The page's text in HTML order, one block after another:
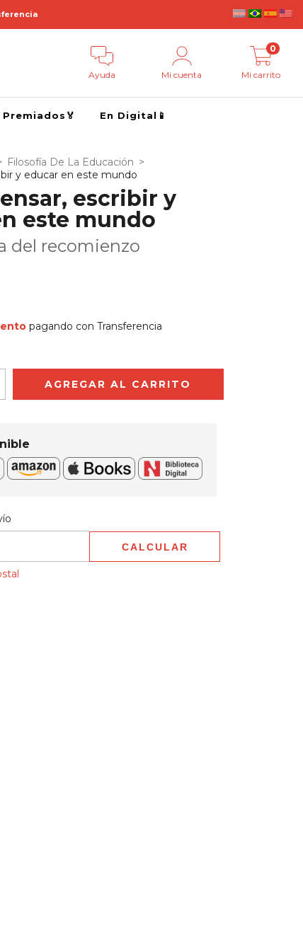
Ayuda Mi cuenta Mi carrito
0
En Digital📱
Filosofía De La Educación >
y educar en este mundo
escribir y
este mundo
del recomienzo
pagando con Transferencia
CALCULAR